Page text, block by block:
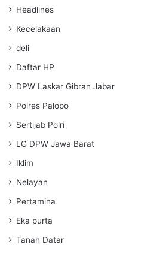
Headlines
Kecelakaan
deli
Daftar HP
DPW Laskar Gibran Jabar
Polres Palopo
Sertijab Polri
LG DPW Jawa Barat
Iklim
Nelayan
Pertamina
Eka purta
Tanah Datar